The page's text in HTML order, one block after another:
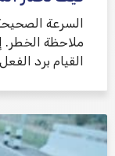
السرعة
ملاحظة الخطر.
القيام برد